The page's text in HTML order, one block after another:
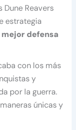
Dune Reavers
estrategia
mejor defensa
con los más
y
por la guerra.
únicas y